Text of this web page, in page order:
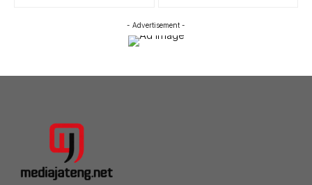
- Advertisement -